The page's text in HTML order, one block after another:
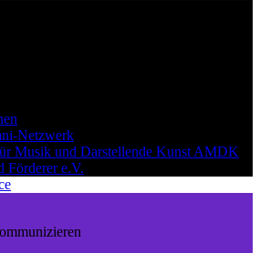
Netzwerk
Musik und Darstellende Kunst AMDK
Förderer e.V.